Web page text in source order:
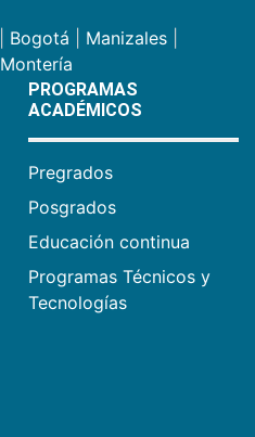
Bogotá Manizales
Montería
PROGRAMAS
ACADÉMICOS
Pregrados
Posgrados
Educación continua
Programas Técnicos y
Tecnologías